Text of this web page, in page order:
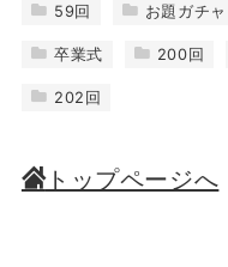
59回 お題ガチャ
卒業式 200回
202回
トップページへ